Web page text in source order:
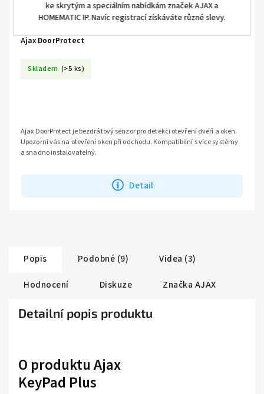
ke skrytým a speciálním nabídkám značek AJAX a
HOMEMATIC IP. Navíc registrací získáváte různé slevy.
Ajax DoorProtect
Skladem (>5 ks)
Detail
Ajax DoorProtect je bezdrátový senzor pro detekci otevření dveří a oken.
Upozorní vás na otevření oken při odchodu. Kompatibilní s více systémy
a snadno instalovatelný.
Popis Podobné (9)
Videa (3)
Hodnocení
Diskuze Značka AJAX
Detailní popis produktu
O produktu Ajax
KeyPad Plus